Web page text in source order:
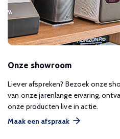
Onze showroom
Liever afspreken? Bezoek onze
van onze jarenlange ervaring,
onze producten live in actie.
Maak een afspraak